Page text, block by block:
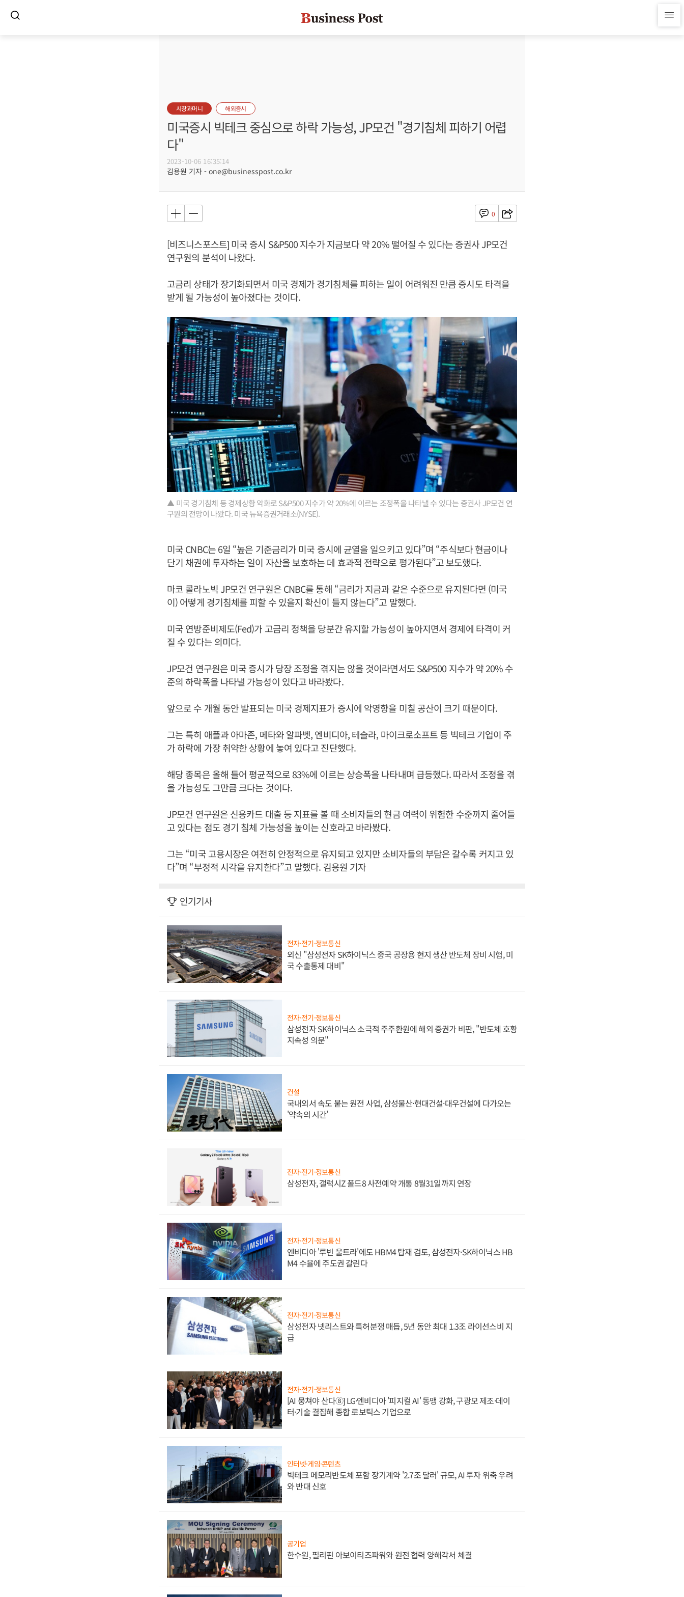
시장과머니 해외증시
미국증시 빅테크 중심으로 하락 가능성, JP모건 "경기침체 피하기 어렵
다"
2023-10-06 16:35:14
김용원 기자 - one@businesspost.co.kr
0
[비즈니스포스트] 미국 증시 S&P500 지수가 지금보다 약 20% 떨어질 수 있다는 증권사 JP모건
연구원의 분석이 나왔다.
고금리 상태가 장기화되면서 미국 경제가 경기침체를 피하는 일이 어려워진 만큼 증시도 타격을
받게 될 가능성이 높아졌다는 것이다.
▲ 미국 경기침체 등 경제상황 악화로 S&P500 지수가 약 20%에 이르는 조정폭을 나타낼 수 있다는 증권사 JP모건 연
구원의 전망이 나왔다. 미국 뉴욕증권거래소(NYSE).
미국 CNBC는 6일 “높은 기준금리가 미국 증시에 균열을 일으키고 있다”며 “주식보다 현금이나
단기 채권에 투자하는 일이 자산을 보호하는 데 효과적 전략으로 평가된다”고 보도했다.
마코 콜라노빅 JP모건 연구원은 CNBC를 통해 “금리가 지금과 같은 수준으로 유지된다면 (미국
이) 어떻게 경기침체를 피할 수 있을지 확신이 들지 않는다”고 말했다.
미국 연방준비제도(Fed)가 고금리 정책을 당분간 유지할 가능성이 높아지면서 경제에 타격이 커
질 수 있다는 의미다.
JP모건 연구원은 미국 증시가 당장 조정을 겪지는 않을 것이라면서도 S&P500 지수가 약 20% 수
준의 하락폭을 나타낼 가능성이 있다고 바라봤다.
앞으로 수 개월 동안 발표되는 미국 경제지표가 증시에 악영향을 미칠 공산이 크기 때문이다.
그는 특히 애플과 아마존, 메타와 알파벳, 엔비디아, 테슬라, 마이크로소프트 등 빅테크 기업이 주
가 하락에 가장 취약한 상황에 놓여 있다고 진단했다.
해당 종목은 올해 들어 평균적으로 83%에 이르는 상승폭을 나타내며 급등했다. 따라서 조정을 겪
을 가능성도 그만큼 크다는 것이다.
JP모건 연구원은 신용카드 대출 등 지표를 볼 때 소비자들의 현금 여력이 위험한 수준까지 줄어들
고 있다는 점도 경기 침체 가능성을 높이는 신호라고 바라봤다.
그는 “미국 고용시장은 여전히 안정적으로 유지되고 있지만 소비자들의 부담은 갈수록 커지고 있
다”며 “부정적 시각을 유지한다”고 말했다. 김용원 기자
인기기사
전자·전기·정보통신
외신 "삼성전자 SK하이닉스 중국 공장용 현지 생산 반도체 장비 시험, 미
국 수출통제 대비"
전자·전기·정보통신
삼성전자 SK하이닉스 소극적 주주환원에 해외 증권가 비판, "반도체 호황
지속성 의문"
건설
국내외서 속도 붙는 원전 사업, 삼성물산·현대건설·대우건설에 다가오는
'약속의 시간'
전자·전기·정보통신
삼성전자, 갤럭시Z 폴드8 사전예약 개통 8월31일까지 연장
전자·전기·정보통신
엔비디아 '루빈 울트라'에도 HBM4 탑재 검토, 삼성전자·SK하이닉스 HB
M4 수율에 주도권 갈린다
전자·전기·정보통신
삼성전자 넷리스트와 특허분쟁 매듭, 5년 동안 최대 1.3조 라이선스비 지
급
전자·전기·정보통신
[AI 뭉쳐야 산다⑧] LG·엔비디아 '피지컬 AI' 동맹 강화, 구광모 제조·데이
터·기술 결집해 종합 로보틱스 기업으로
인터넷·게임·콘텐츠
빅테크 메모리반도체 포함 장기계약 '2.7조 달러' 규모, AI 투자 위축 우려
와 반대 신호
공기업
한수원, 필리핀 아보이티즈파워와 원전 협력 양해각서 체결